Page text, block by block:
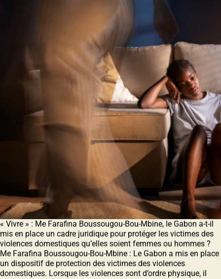
« Vivre » : Me Farafina Boussougou-Bou-Mbine, le Gabon a-t-il
mis en place un cadre juridique pour protéger les victimes des
violences domestiques qu’elles soient femmes ou hommes ?
Me Farafina Boussougou-Bou-Mbine : Le Gabon a mis en place
un dispositif de protection des victimes des violences
domestiques. Lorsque les violences sont d’ordre physique, il